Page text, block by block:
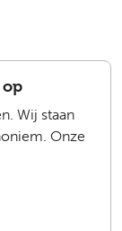
Wij staan
Onze